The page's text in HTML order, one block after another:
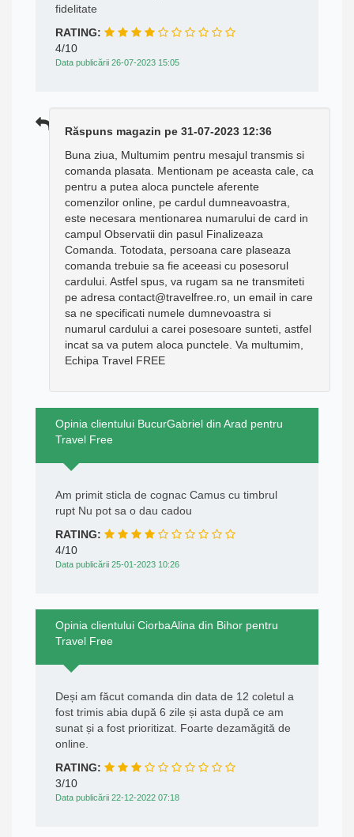
fidelitate
RATING:
4/10
Data publicării 26-07-2023 15:05
Răspuns magazin pe 31-07-2023 12:36
Buna ziua, Multumim pentru mesajul transmis si
comanda plasata. Mentionam pe aceasta cale, ca
pentru a putea aloca punctele aferente
comenzilor online, pe cardul dumneavoastra,
este necesara mentionarea numarului de card in
campul Observatii din pasul Finalizeaza
Comanda. Totodata, persoana care plaseaza
comanda trebuie sa fie aceeasi cu posesorul
cardului. Astfel spus, va rugam sa ne transmiteti
pe adresa contact@travelfree.ro, un email in care
sa ne specificati numele dumnevoastra si
numarul cardului a carei posesoare sunteti, astfel
incat sa va putem aloca punctele. Va multumim,
Echipa Travel FREE
Opinia clientului BucurGabriel din Arad pentru
Travel Free
Am primit sticla de cognac Camus cu timbrul
rupt Nu pot sa o dau cadou
RATING:
4/10
Data publicării 25-01-2023 10:26
Opinia clientului CiorbaAlina din Bihor pentru
Travel Free
Deși am făcut comanda din data de 12 coletul a
fost trimis abia după 6 zile și asta după ce am
sunat și a fost prioritizat. Foarte dezamăgită de
online.
RATING:
3/10
Data publicării 22-12-2022 07:18